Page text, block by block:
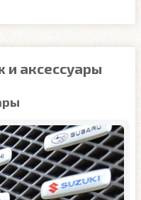
и аксессуары